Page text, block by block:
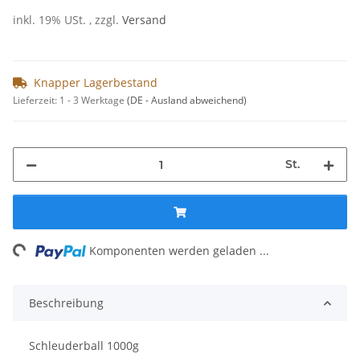
inkl. 19% USt. , zzgl. Versand
Knapper Lagerbestand
Lieferzeit: 1 - 3 Werktage (DE - Ausland abweichend)
St.
Komponenten werden geladen ...
Beschreibung
Schleuderball 1000g